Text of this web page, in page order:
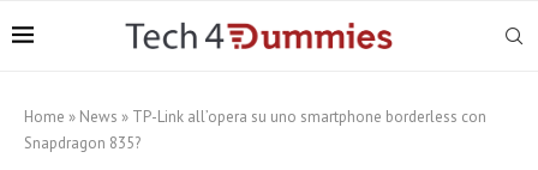
Home » News » TP-Link all’opera su uno smartphone borderless con
Snapdragon 835?